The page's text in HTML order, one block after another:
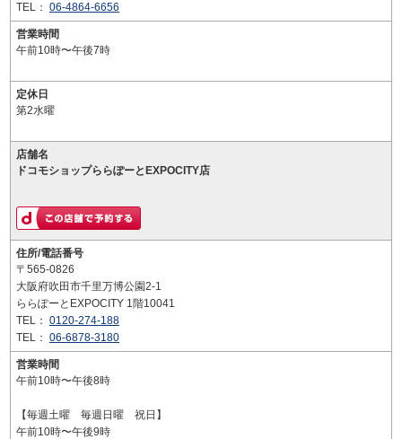
TEL： 06-4864-6656
営業時間
午前10時〜午後7時
定休日
第2水曜
店舗名
ドコモショップららぽーとEXPOCITY店
住所/電話番号
〒565-0826
大阪府吹田市千里万博公園2-1
ららぽーとEXPOCITY 1階10041
TEL： 0120-274-188
TEL： 06-6878-3180
営業時間
午前10時〜午後8時
【毎週土曜 毎週日曜 祝日】
午前10時〜午後9時